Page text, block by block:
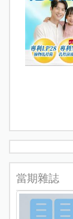
當期雜誌